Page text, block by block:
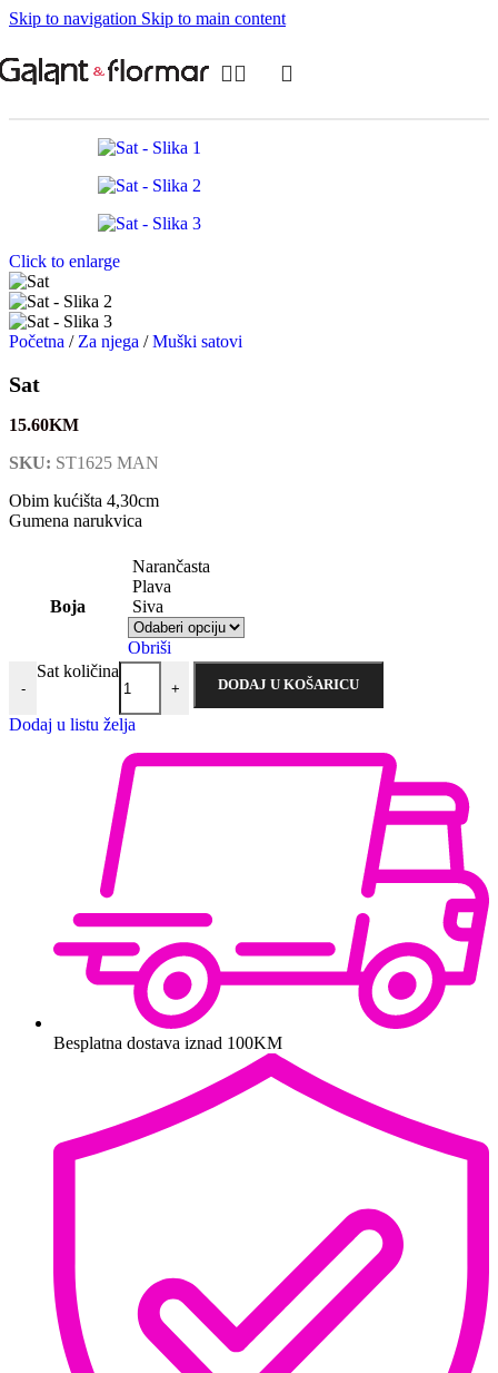
Skip to navigation Skip to main content
Click to enlarge
Početna / Za njega / Muški satovi
Sat
15.60KM
SKU: ST1625 MAN
Obim kućišta 4,30cm
Gumena narukvica
Boja
Narančasta
Plava
Siva
Obriši
-
Sat količina
+ DODAJ U KOŠARICU
Dodaj u listu želja
Besplatna dostava iznad 100KM